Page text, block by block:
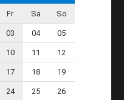
Fr Sa So
03 04 05
10 11 12
17 18 19
24 25 26